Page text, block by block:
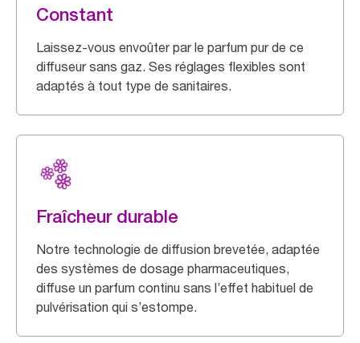
Constant
Laissez-vous envoûter par le parfum pur de ce
diffuseur sans gaz. Ses réglages flexibles sont
adaptés à tout type de sanitaires.
Fraîcheur durable
Notre technologie de diffusion brevetée, adaptée
des systèmes de dosage pharmaceutiques,
diffuse un parfum continu sans l’effet habituel de
pulvérisation qui s’estompe.